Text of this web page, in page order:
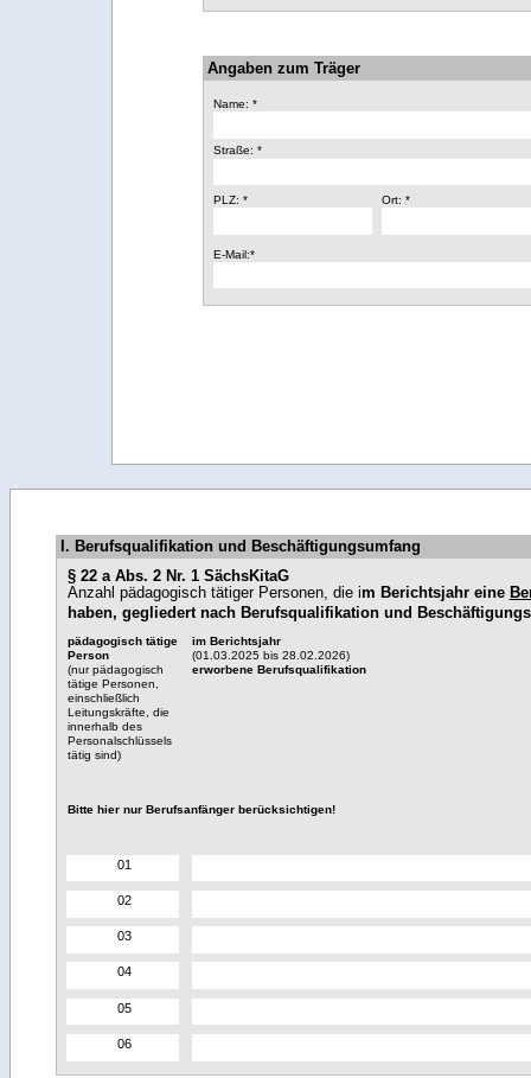
Angaben zum Träger
Straße: *
Name: *
PLZ: * Ort: *
E-Mail:*
I. Berufsqualifikation und Beschäftigungsumfang
pädagogisch tätige
Person
(nur pädagogisch
tätige Personen,
einschließlich
Leitungskräfte, die
innerhalb des
Personalschlüssels
tätig sind)
im Berichtsjahr
(01.03.2025 bis 28.02.2026)
erworbene Berufsqualifikation
§ 22 a Abs. 2 Nr. 1 SächsKitaG
Anzahl pädagogisch tätiger Personen, die im Berichtsjahr eine
haben, gegliedert nach Berufsqualifikation und
Bitte hier nur Berufsanfänger berücksichtigen!